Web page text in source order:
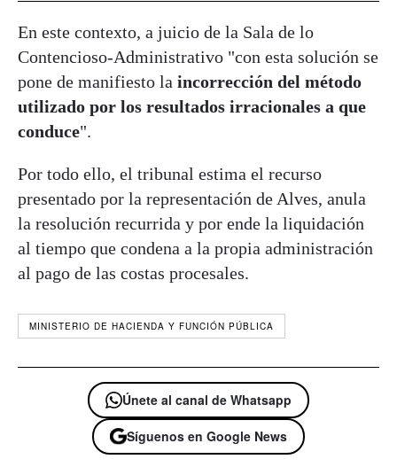
En este contexto, a juicio de la Sala de lo
Contencioso-Administrativo "con esta solución se
pone de manifiesto la incorrección del método
utilizado por los resultados irracionales a que
conduce".
Por todo ello, el tribunal estima el recurso
presentado por la representación de Alves, anula
la resolución recurrida y por ende la liquidación
al tiempo que condena a la propia administración
al pago de las costas procesales.
MINISTERIO DE HACIENDA Y FUNCIÓN PÚBLICA
Únete al canal de Whatsapp
Síguenos en Google News